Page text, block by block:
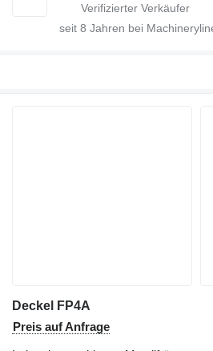
seit 8 Jahren bei
Deckel FP4A
Preis auf Anfrage